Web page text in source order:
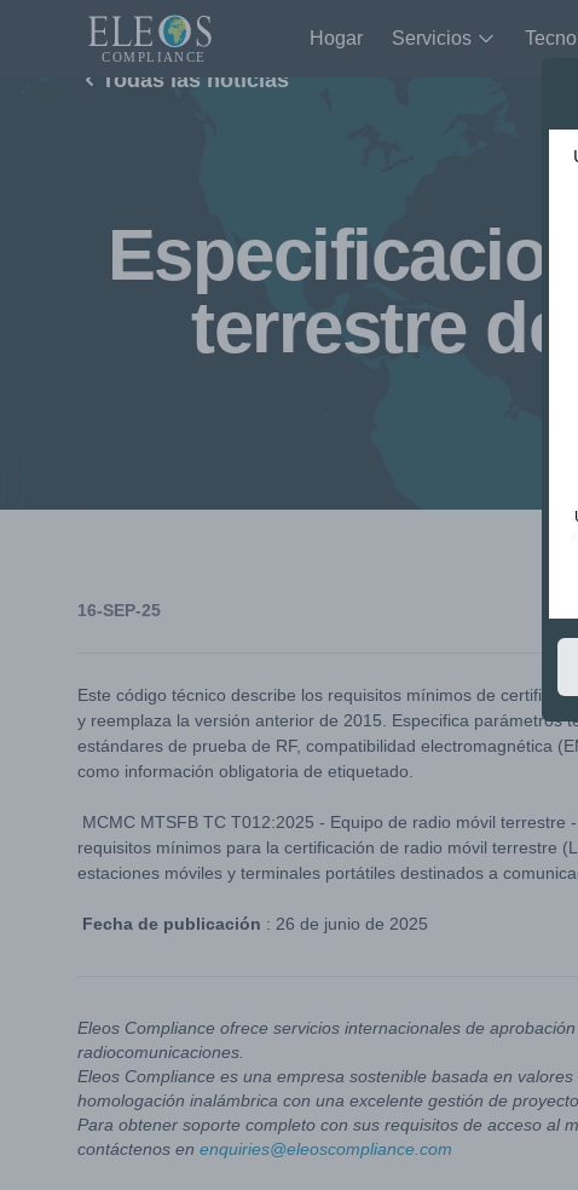
Hogar Servicios
Todas las noticias
terrestre
16-SEP-25
Este código técnico describe los requisitos mínimos de
y reemplaza la versión anterior de 2015. Especifica parámetros
estándares de prueba de RF, compatibilidad electromagnética
como información obligatoria de etiquetado.
MCMC MTSFB TC T012:2025 - Equipo de radio móvil terrestre
requisitos mínimos para la certificación de radio móvil terrestre
estaciones móviles y terminales portátiles destinados a
Fecha de publicación : 26 de junio de 2025
Eleos Compliance ofrece servicios internacionales de
radiocomunicaciones.
Eleos Compliance es una empresa sostenible basada en
homologación inalámbrica con una excelente gestión de
Para obtener soporte completo con sus requisitos de acceso al
contáctenos en enquiries@eleoscompliance.com